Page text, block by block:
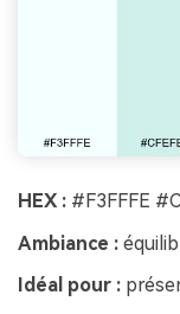
HEX : #F3FFFE
Ambiance :
Idéal pour :